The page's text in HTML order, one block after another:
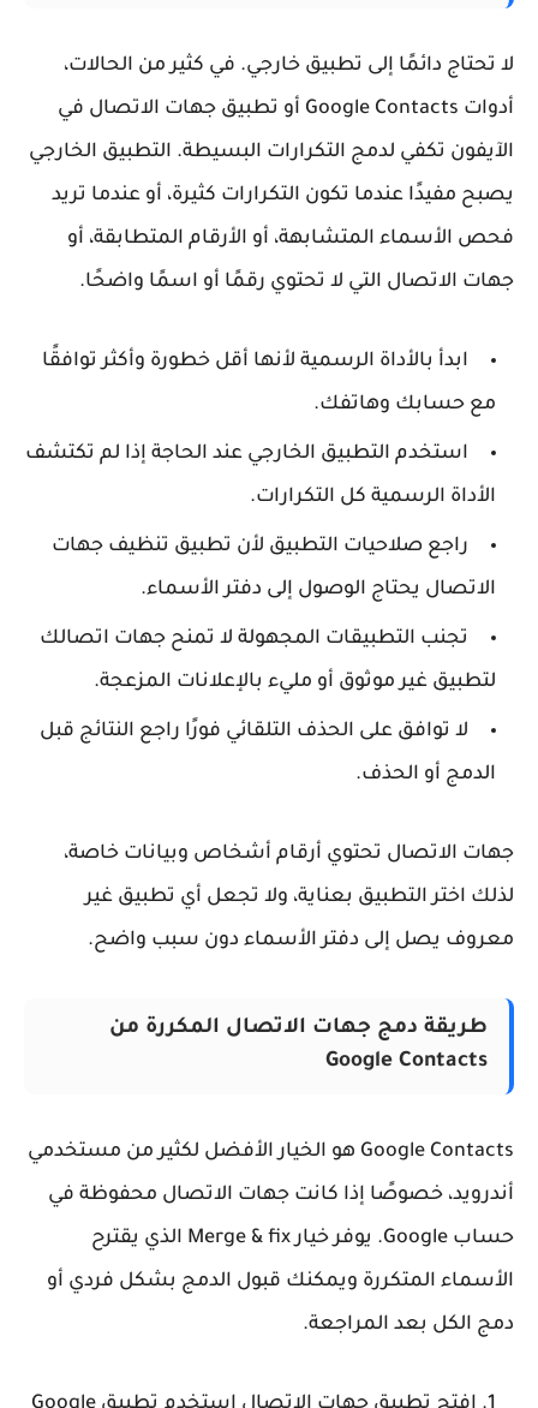
تحتاج دائمًا إلى تطبيق خارجي. في كثير من الحالات،
أدوات Google Contacts أو تطبيق جهات الاتصال في
تكفي لدمج التكرارات البسيطة. التطبيق الخارجي
مفيدًا عندما تكون التكرارات كثيرة، أو عندما تريد
الأسماء المتشابهة، أو الأرقام المتطابقة، أو
الاتصال التي لا تحتوي رقمًا أو اسمًا واضحًا.
ابدأ بالأداة الرسميةلأنها أقل خطورة وأكثر توافقًا
مع حسابك وهاتفك.
استخدم التطبيق الخارجي عند الحاجةإذا لم تكتشف
الأداة الرسمية كل التكرارات.
راجع صلاحيات التطبيقلأن تطبيق تنظيف جهات
الاتصال يحتاج الوصول إلى دفتر الأسماء.
تجنب التطبيقات المجهولةلا تمنح جهات اتصالك
لتطبيق غير موثوق أو مليء بالإعلانات المزعجة.
لا توافق على الحذف التلقائي فورًا راجع النتائج قبل
الدمج أو الحذف.
الاتصال تحتوي أرقام أشخاص وبيانات خاصة،
اختر التطبيق بعناية، ولا تجعل أي تطبيق غير
يصل إلى دفتر الأسماء دون سبب واضح.
طريقة دمج جهات الاتصال المكررة من
Google Contacts
Google Contacts هو الخيار الأفضل لكثير من مستخدمي
خصوصًا إذا كانت جهات الاتصال محفوظة في
حساب Google. يوفر خيار Merge & fix الذي يقترح
المتكررة ويمكنك قبول الدمج بشكل فردي أو
الكل بعد المراجعة.